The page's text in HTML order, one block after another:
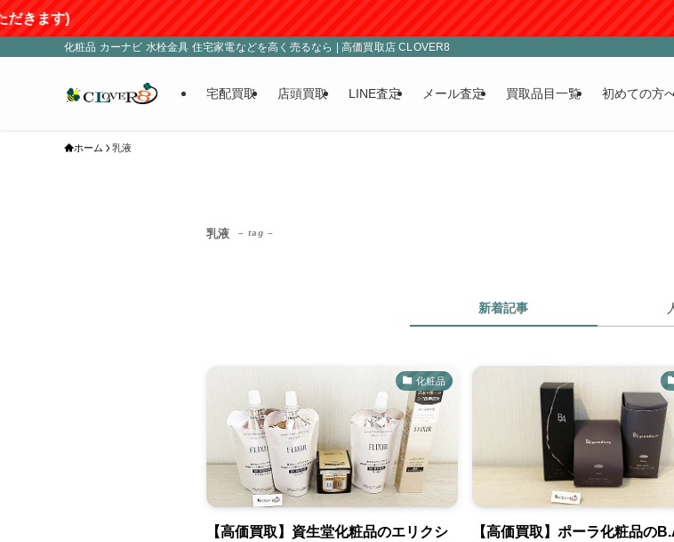
化粧品 カーナビ 水栓金具 住宅家電などを高く売るなら | 高価買取店 CLOVER8
宅配買取 店頭買取 LINE査定 メール査定 買取品目一覧 初めての方
ホーム 乳液
乳液 – tag –
新着記事
化粧品
【高価買取】資生堂化粧品のエリクシ
【高価買取】ポーラ化粧品の